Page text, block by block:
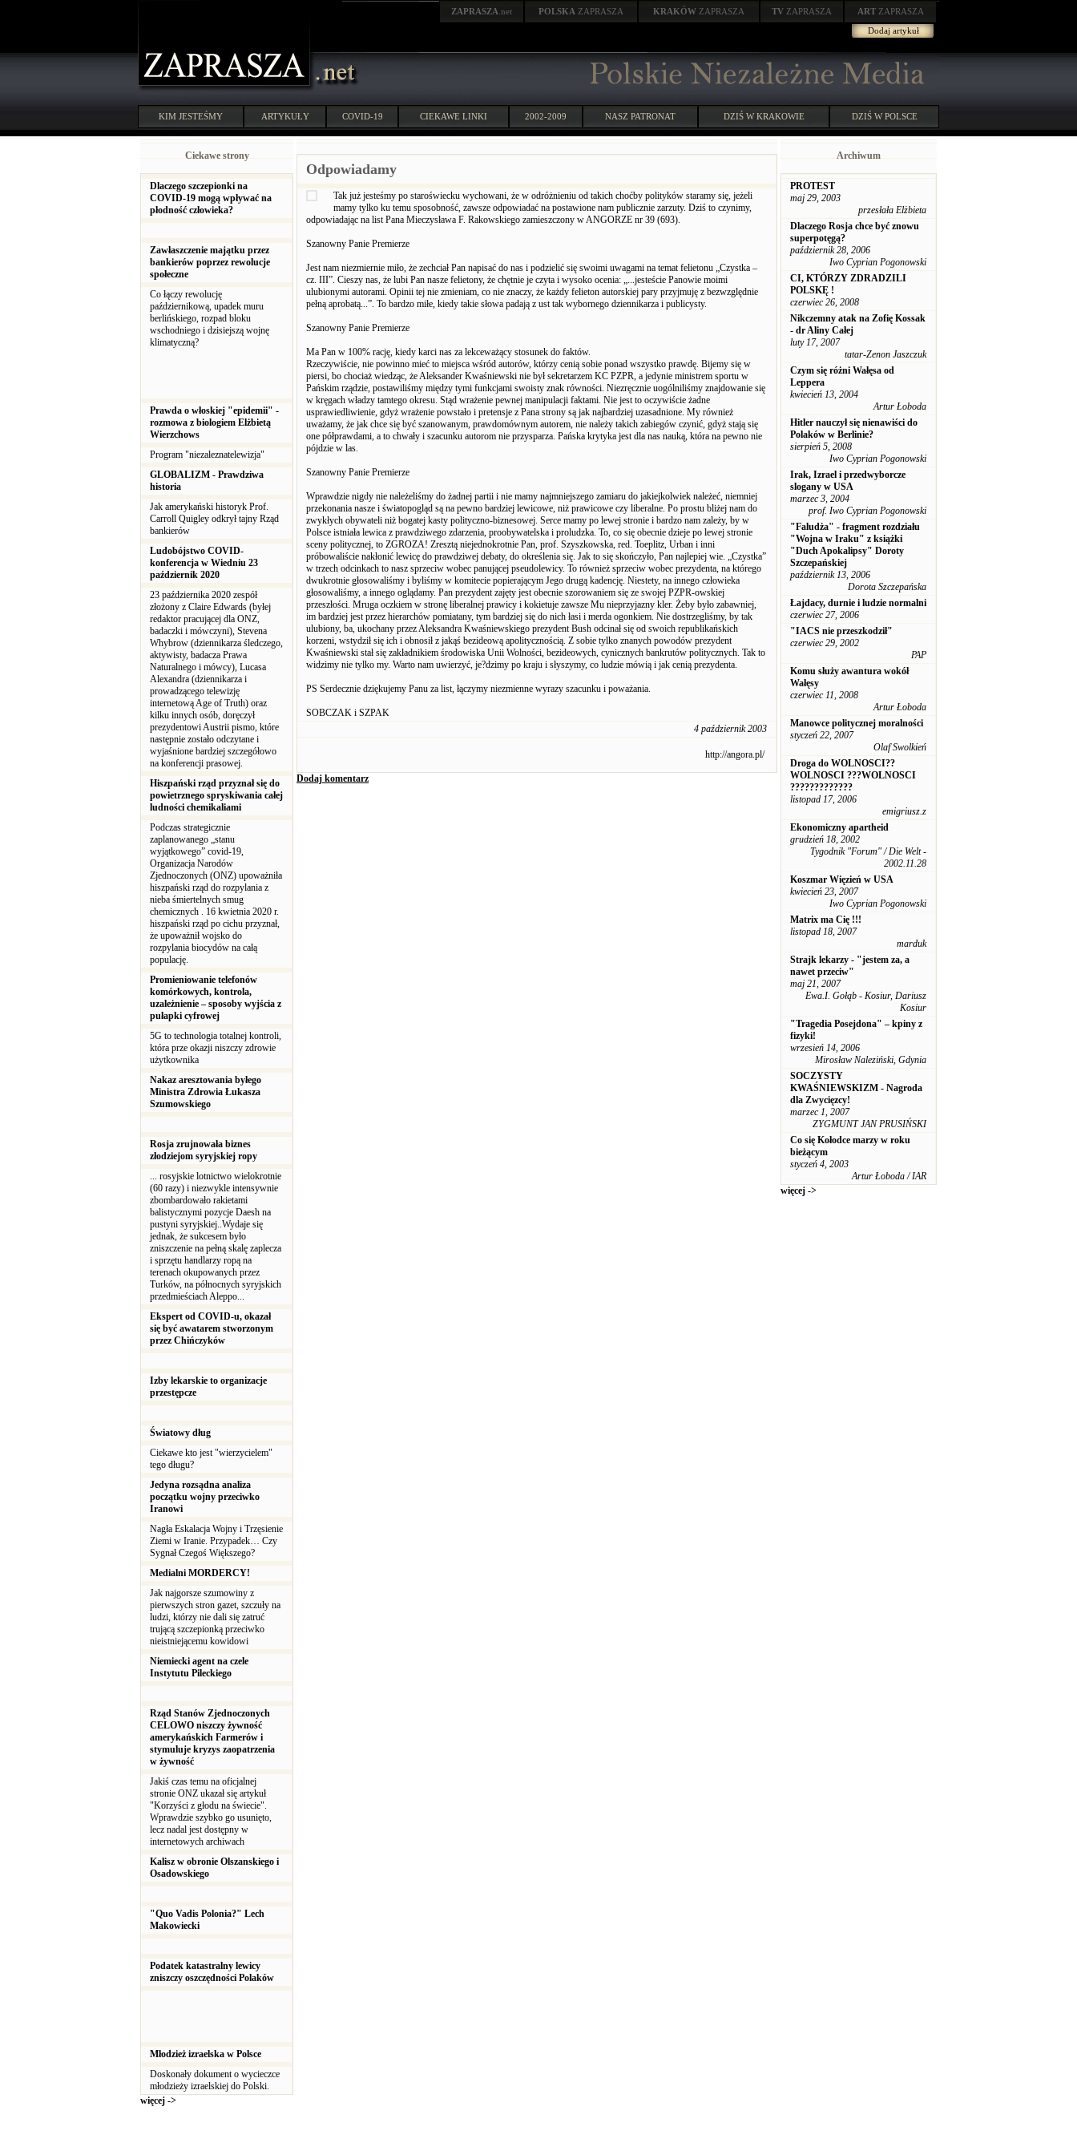
ZAPRASZA .net POLSKA ZAPRASZA KRAKÓW ZAPRASZA TV ZAPRASZA ART ZAPRASZA
Dodaj artykuł
KIM JESTEŚMY ARTYKUŁY COVID-19 CIEKAWE LINKI 2002-2009 NASZ PATRONAT DZIŚ W KRAKOWIE DZIŚ W POLSCE
Ciekawe strony
Dlaczego szczepionki na
COVID-19 mogą wpływać na
płodność człowieka?
Zawłaszczenie majątku przez
bankierów poprzez rewolucje
społeczne
Co łączy rewolucję
październikową, upadek muru
berlińskiego, rozpad bloku
wschodniego i dzisiejszą wojnę
klimatyczną?
Prawda o włoskiej "epidemii" -
rozmowa z biologiem Elżbietą
Wierzchows
Program "niezaleznatelewizja"
GLOBALIZM - Prawdziwa
historia
Jak amerykański historyk Prof.
Carroll Quigley odkrył tajny Rząd
bankierów
Ludobójstwo COVID-
konferencja w Wiedniu 23
październik 2020
23 października 2020 zespół
złożony z Claire Edwards (byłej
redaktor pracującej dla ONZ,
badaczki i mówczyni), Stevena
Whybrow (dziennikarza śledczego,
aktywisty, badacza Prawa
Naturalnego i mówcy), Lucasa
Alexandra (dziennikarza i
prowadzącego telewizję
internetową Age of Truth) oraz
kilku innych osób, doręczył
prezydentowi Austrii pismo, które
następnie zostało odczytane i
wyjaśnione bardziej szczegółowo
na konferencji prasowej.
Hiszpański rząd przyznał się do
powietrznego spryskiwania całej
ludności chemikaliami
Podczas strategicznie
zaplanowanego „stanu
wyjątkowego” covid-19,
Organizacja Narodów
Zjednoczonych (ONZ) upoważniła
hiszpański rząd do rozpylania z
nieba śmiertelnych smug
chemicznych . 16 kwietnia 2020 r.
hiszpański rząd po cichu przyznał,
że upoważnił wojsko do
rozpylania biocydów na całą
populację.
Promieniowanie telefonów
komórkowych, kontrola,
uzależnienie – sposoby wyjścia z
pułapki cyfrowej
5G to technologia totalnej kontroli,
która prze okazji niszczy zdrowie
użytkownika
Nakaz aresztowania byłego
Ministra Zdrowia Łukasza
Szumowskiego
Rosja zrujnowała biznes
złodziejom syryjskiej ropy
... rosyjskie lotnictwo wielokrotnie
(60 razy) i niezwykle intensywnie
zbombardowało rakietami
balistycznymi pozycje Daesh na
pustyni syryjskiej..Wydaje się
jednak, że sukcesem było
zniszczenie na pełną skalę zaplecza
i sprzętu handlarzy ropą na
terenach okupowanych przez
Turków, na północnych syryjskich
przedmieściach Aleppo...
Ekspert od COVID-u, okazał
się być awatarem stworzonym
przez Chińczyków
Izby lekarskie to organizacje
przestępcze
Światowy dług
Ciekawe kto jest "wierzycielem"
tego długu?
Jedyna rozsądna analiza
początku wojny przeciwko
Iranowi
Nagła Eskalacja Wojny i Trzęsienie
Ziemi w Iranie. Przypadek… Czy
Sygnał Czegoś Większego?
Medialni MORDERCY!
Jak najgorsze szumowiny z
pierwszych stron gazet, szczuły na
ludzi, którzy nie dali się zatruć
trującą szczepionką przeciwko
nieistniejącemu kowidowi
Niemiecki agent na czele
Instytutu Pileckiego
Rząd Stanów Zjednoczonych
CELOWO niszczy żywność
amerykańskich Farmerów i
stymuluje kryzys zaopatrzenia
w żywność
Jakiś czas temu na oficjalnej
stronie ONZ ukazał się artykuł
"Korzyści z głodu na świecie".
Wprawdzie szybko go usunięto,
lecz nadal jest dostępny w
internetowych archiwach
Kalisz w obronie Olszanskiego i
Osadowskiego
"Quo Vadis Polonia?" Lech
Makowiecki
Podatek katastralny lewicy
zniszczy oszczędności Polaków
Młodzież izraelska w Polsce
Doskonały dokument o wycieczce
młodzieży izraelskiej do Polski.
więcej ->
Odpowiadamy
Tak już jesteśmy po staroświecku wychowani, że w odróżnieniu od takich choćby polityków staramy się, jeżeli
mamy tylko ku temu sposobność, zawsze odpowiadać na postawione nam publicznie zarzuty. Dziś to czynimy,
odpowiadając na list Pana Mieczysława F. Rakowskiego zamieszczony w ANGORZE nr 39 (693).
Szanowny Panie Premierze
Jest nam niezmiernie miło, że zechciał Pan napisać do nas i podzielić się swoimi uwagami na temat felietonu „Czystka –
cz. III”. Cieszy nas, że lubi Pan nasze felietony, że chętnie je czyta i wysoko ocenia: „...jesteście Panowie moimi
ulubionymi autorami. Opinii tej nie zmieniam, co nie znaczy, że każdy felieton autorskiej pary przyjmuję z bezwzględnie
pełną aprobatą...”. To bardzo miłe, kiedy takie słowa padają z ust tak wybornego dziennikarza i publicysty.
Szanowny Panie Premierze
Ma Pan w 100% rację, kiedy karci nas za lekceważący stosunek do faktów.
Rzeczywiście, nie powinno mieć to miejsca wśród autorów, którzy cenią sobie ponad wszystko prawdę. Bijemy się w
piersi, bo chociaż wiedząc, że Aleksander Kwaśniewski nie był sekretarzem KC PZPR, a jedynie ministrem sportu w
Pańskim rządzie, postawiliśmy między tymi funkcjami swoisty znak równości. Niezręcznie uogólniliśmy znajdowanie się
w kręgach władzy tamtego okresu. Stąd wrażenie pewnej manipulacji faktami. Nie jest to oczywiście żadne
usprawiedliwienie, gdyż wrażenie powstało i pretensje z Pana strony są jak najbardziej uzasadnione. My również
uważamy, że jak chce się być szanowanym, prawdomównym autorem, nie należy takich zabiegów czynić, gdyż stają się
one półprawdami, a to chwały i szacunku autorom nie przysparza. Pańska krytyka jest dla nas nauką, która na pewno nie
pójdzie w las.
Szanowny Panie Premierze
Wprawdzie nigdy nie należeliśmy do żadnej partii i nie mamy najmniejszego zamiaru do jakiejkolwiek należeć, niemniej
przekonania nasze i światopogląd są na pewno bardziej lewicowe, niż prawicowe czy liberalne. Po prostu bliżej nam do
zwykłych obywateli niż bogatej kasty polityczno-biznesowej. Serce mamy po lewej stronie i bardzo nam zależy, by w
Polsce istniała lewica z prawdziwego zdarzenia, proobywatelska i proludzka. To, co się obecnie dzieje po lewej stronie
sceny politycznej, to ZGROZA! Zresztą niejednokrotnie Pan, prof. Szyszkowska, red. Toeplitz, Urban i inni
próbowaliście nakłonić lewicę do prawdziwej debaty, do określenia się. Jak to się skończyło, Pan najlepiej wie. „Czystka”
w trzech odcinkach to nasz sprzeciw wobec panującej pseudolewicy. To również sprzeciw wobec prezydenta, na którego
dwukrotnie głosowaliśmy i byliśmy w komitecie popierającym Jego drugą kadencję. Niestety, na innego człowieka
głosowaliśmy, a innego oglądamy. Pan prezydent zajęty jest obecnie szorowaniem się ze swojej PZPR-owskiej
przeszłości. Mruga oczkiem w stronę liberalnej prawicy i kokietuje zawsze Mu nieprzyjazny kler. Żeby było zabawniej,
im bardziej jest przez hierarchów pomiatany, tym bardziej się do nich łasi i merda ogonkiem. Nie dostrzegliśmy, by tak
ulubiony, ba, ukochany przez Aleksandra Kwaśniewskiego prezydent Bush odcinał się od swoich republikańskich
korzeni, wstydził się ich i obnosił z jakąś bezideową apolitycznością. Z sobie tylko znanych powodów prezydent
Kwaśniewski stał się zakładnikiem środowiska Unii Wolności, bezideowych, cynicznych bankrutów politycznych. Tak to
widzimy nie tylko my. Warto nam uwierzyć, je?dzimy po kraju i słyszymy, co ludzie mówią i jak cenią prezydenta.
PS Serdecznie dziękujemy Panu za list, łączymy niezmienne wyrazy szacunku i poważania.
SOBCZAK i SZPAK
4 październik 2003
http://angora.pl/
Dodaj komentarz
Archiwum
PROTEST
maj 29, 2003
przesłała Elżbieta
Dlaczego Rosja chce być znowu
superpotęgą?
październik 28, 2006
Iwo Cyprian Pogonowski
CI, KTÓRZY ZDRADZILI
POLSKĘ !
czerwiec 26, 2008
Nikczemny atak na Zofię Kossak
- dr Aliny Całej
luty 17, 2007
tatar-Zenon Jaszczuk
Czym się różni Wałęsa od
Leppera
kwiecień 13, 2004
Artur Łoboda
Hitler nauczył się nienawiści do
Polaków w Berlinie?
sierpień 5, 2008
Iwo Cyprian Pogonowski
Irak, Izrael i przedwyborcze
slogany w USA
marzec 3, 2004
prof. Iwo Cyprian Pogonowski
"Faludża" - fragment rozdziału
"Wojna w Iraku" z książki
"Duch Apokalipsy" Doroty
Szczepańskiej
październik 13, 2006
Dorota Szczepańska
Łajdacy, durnie i ludzie normalni
czerwiec 27, 2006
"IACS nie przeszkodził"
czerwiec 29, 2002
PAP
Komu służy awantura wokół
Wałęsy
czerwiec 11, 2008
Artur Łoboda
Manowce politycznej moralności
styczeń 22, 2007
Olaf Swolkień
Droga do WOLNOSCI??
WOLNOSCI ???WOLNOSCI
?????????????
listopad 17, 2006
emigriusz.z
Ekonomiczny apartheid
grudzień 18, 2002
Tygodnik "Forum" / Die Welt -
2002.11.28
Koszmar Więzień w USA
kwiecień 23, 2007
Iwo Cyprian Pogonowski
Matrix ma Cię !!!
listopad 18, 2007
marduk
Strajk lekarzy - "jestem za, a
nawet przeciw"
maj 21, 2007
Ewa.I. Gołąb - Kosiur, Dariusz
Kosiur
"Tragedia Posejdona" – kpiny z
fizyki!
wrzesień 14, 2006
Mirosław Naleziński, Gdynia
SOCZYSTY
KWAŚNIEWSKIZM - Nagroda
dla Zwycięzcy!
marzec 1, 2007
ZYGMUNT JAN PRUSIŃSKI
Co się Kołodce marzy w roku
bieżącym
styczeń 4, 2003
Artur Łoboda / IAR
więcej ->